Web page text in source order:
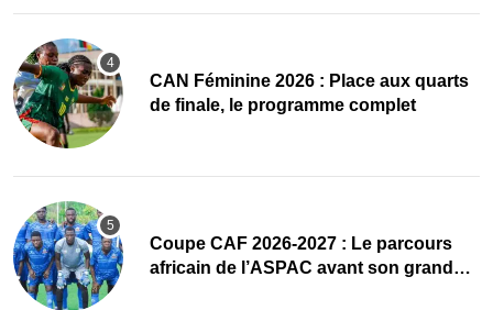
CAN Féminine 2026 : Place aux quarts
de finale, le programme complet
Coupe CAF 2026-2027 : Le parcours
africain de l’ASPAC avant son grand